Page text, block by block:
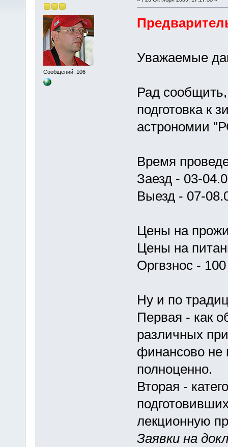
Сообщений: 106
Уважаемые
Рад
подготовка к
астрономии
Время
Заезд - 03-
Выезд - 07-
Цены на
Цены на
Оргвзнос - 100
Ну и по
Первая - как
различных
финансово не
полноценно.
Вторая -
лекционную
Заявки на